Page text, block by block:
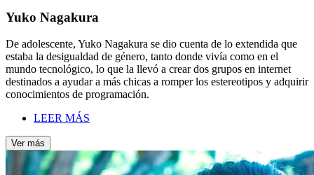
Yuko Nagakura
De adolescente, Yuko Nagakura se dio cuenta de lo extendida que
estaba la desigualdad de género, tanto donde vivía como en el
mundo tecnológico, lo que la llevó a crear dos grupos en internet
destinados a ayudar a más chicas a romper los estereotipos y adquirir
conocimientos de programación.
LEER MÁS
Ver más